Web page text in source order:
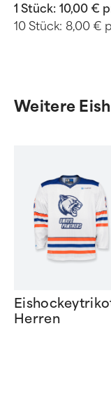
1 Stück: 10,00 €
10 Stück: 8,00 €
Weitere
Herren